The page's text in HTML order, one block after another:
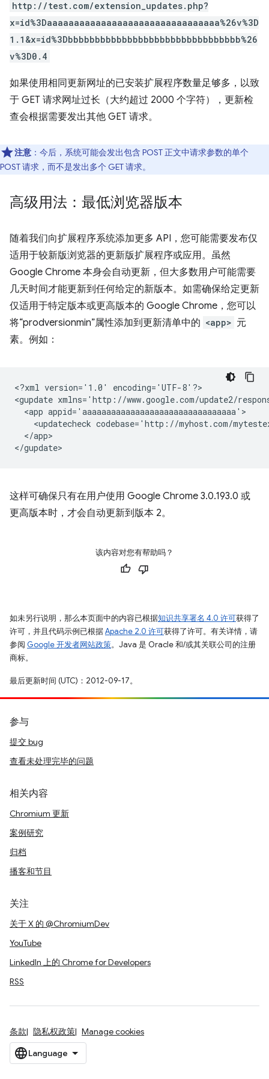
http://test.com/extension_updates.php?
x=id%3Daaaaaaaaaaaaaaaaaaaaaaaaaaaaaaaa%26v%3D
1.1&x=id%3Dbbbbbbbbbbbbbbbbbbbbbbbbbbbbbbbb%26
v%3D0.4
如果使用相同更新网址的已安装扩展程序数量足够多，以致
于 GET 请求网址过长（大约超过 2000 个字符），更新检
查会根据需要发出其他 GET 请求。
注意 ：今后，系统可能会发出包含 POST 正文中请求参数的单个
POST 请求，而不是发出多个 GET 请求。
高级用法：最低浏览器版本
随着我们向扩展程序系统添加更多 API，您可能需要发布仅
适用于较新版浏览器的更新版扩展程序或应用。虽然
Google Chrome 本身会自动更新，但大多数用户可能需要
几天时间才能更新到任何给定的新版本。如需确保给定更新
仅适用于特定版本或更高版本的 Google Chrome，您可以
将“prodversionmin”属性添加到更新清单中的 <app> 元
素。例如：
<?xml version='1.0'
encoding='UTF-8'?>
<gupdate xmlns='http://www.google.com/update2/
<app
<updatecheck codebase='http://myhost.com/
</app>
这样可确保只有在用户使用 Google Chrome 3.0.193.0 或
更高版本时，才会自动更新到版本 2。
该内容对您有帮助吗？
如未另行说明，那么本页面中的内容已根据知识共享署名 4.0 许可获得了
许可，并且代码示例已根据Apache 2.0 许可获得了许可。有关详情，请
参阅 Google 开发者网站政策。Java 是 Oracle 和/或其关联公司的注册
商标。
最后更新时间 (UTC)：2012-09-17。
参与
提交 bug
查看未处理完毕的问题
相关内容
Chromium 更新
案例研究
归档
播客和节目
关注
关于 X 的 @ChromiumDev
YouTube
LinkedIn 上的 Chrome for Developers
RSS
条款 隐私权政策 Manage cookies